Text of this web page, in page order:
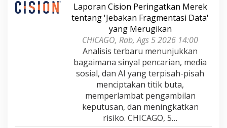
Laporan Cision Peringatkan Merek
tentang 'Jebakan Fragmentasi Data'
yang Merugikan
CHICAGO, Rab, Ags 5 2026 14:00
Analisis terbaru menunjukkan
bagaimana sinyal pencarian, media
sosial, dan AI yang terpisah-pisah
menciptakan titik buta,
memperlambat pengambilan
keputusan, dan meningkatkan
risiko. CHICAGO, 5…